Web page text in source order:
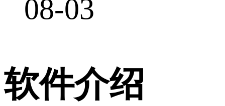
08-03
软件介绍